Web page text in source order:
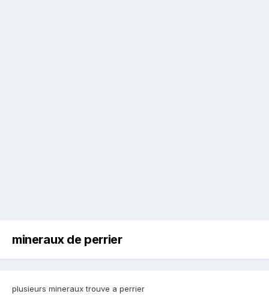
mineraux de perrier
plusieurs mineraux trouve a perrier